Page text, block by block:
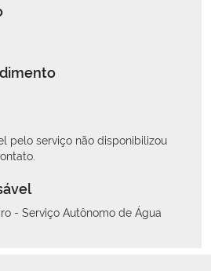
pelo serviço não disponibilizou
- Serviço Autônomo de Água